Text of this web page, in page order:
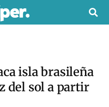
isla brasileña
del sol a partir